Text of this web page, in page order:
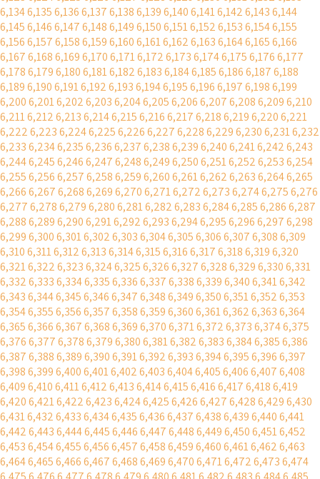
6,1346,1356,1366,1376,1386,1396,1406,1416,1426,1436,144
6,1456,1466,1476,1486,1496,1506,1516,1526,1536,1546,155
6,1566,1576,1586,1596,1606,1616,1626,1636,1646,1656,166
6,1676,1686,1696,1706,1716,1726,1736,1746,1756,1766,177
6,1786,1796,1806,1816,1826,1836,1846,1856,1866,1876,188
6,1896,1906,1916,1926,1936,1946,1956,1966,1976,1986,199
6,2006,2016,2026,2036,2046,2056,2066,2076,2086,2096,210
6,2116,2126,2136,2146,2156,2166,2176,2186,2196,2206,221
6,2226,2236,2246,2256,2266,2276,2286,2296,2306,2316,232
6,2336,2346,2356,2366,2376,2386,2396,2406,2416,2426,243
6,2446,2456,2466,2476,2486,2496,2506,2516,2526,2536,254
6,2556,2566,2576,2586,2596,2606,2616,2626,2636,2646,265
6,2666,2676,2686,2696,2706,2716,2726,2736,2746,2756,276
6,2776,2786,2796,2806,2816,2826,2836,2846,2856,2866,287
6,2886,2896,2906,2916,2926,2936,2946,2956,2966,2976,298
6,2996,3006,3016,3026,3036,3046,3056,3066,3076,3086,309
6,3106,3116,3126,3136,3146,3156,3166,3176,3186,3196,320
6,3216,3226,3236,3246,3256,3266,3276,3286,3296,3306,331
6,3326,3336,3346,3356,3366,3376,3386,3396,3406,3416,342
6,3436,3446,3456,3466,3476,3486,3496,3506,3516,3526,353
6,3546,3556,3566,3576,3586,3596,3606,3616,3626,3636,364
6,3656,3666,3676,3686,3696,3706,3716,3726,3736,3746,375
6,3766,3776,3786,3796,3806,3816,3826,3836,3846,3856,386
6,3876,3886,3896,3906,3916,3926,3936,3946,3956,3966,397
6,3986,3996,4006,4016,4026,4036,4046,4056,4066,4076,408
6,4096,4106,4116,4126,4136,4146,4156,4166,4176,4186,419
6,4206,4216,4226,4236,4246,4256,4266,4276,4286,4296,430
6,4316,4326,4336,4346,4356,4366,4376,4386,4396,4406,441
6,4426,4436,4446,4456,4466,4476,4486,4496,4506,4516,452
6,4536,4546,4556,4566,4576,4586,4596,4606,4616,4626,463
6,4646,4656,4666,4676,4686,4696,4706,4716,4726,4736,474